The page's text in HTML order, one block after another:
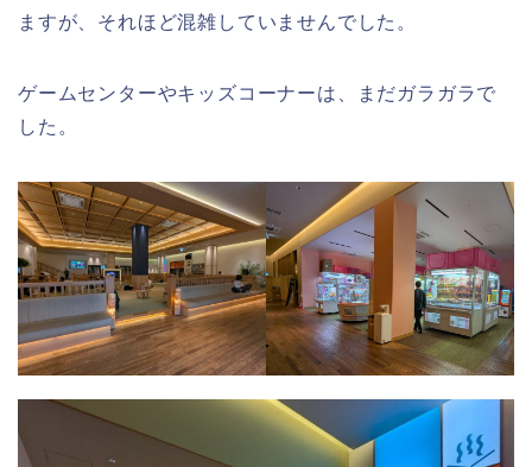
ますが、それほど混雑していませんでした。
ゲームセンターやキッズコーナーは、まだガラガラで
した。